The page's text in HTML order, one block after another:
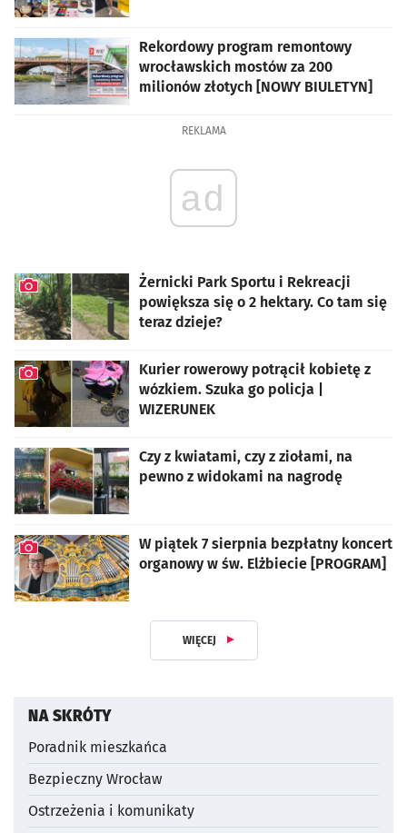
Rekordowy program remontowy
wrocławskich mostów za 200
milionów złotych [NOWY BIULETYN]
REKLAMA
ad
Żernicki Park Sportu i Rekreacji
powiększa się o 2 hektary. Co tam się
teraz dzieje?
Kurier rowerowy potrącił kobietę z
wózkiem. Szuka go policja |
WIZERUNEK
Czy z kwiatami, czy z ziołami, na
pewno z widokami na nagrodę
W piątek 7 sierpnia bezpłatny koncert
organowy w św. Elżbiecie [PROGRAM]
WIĘCEJ Z DZIAŁU DLA MIESZKAŃCA
NA SKRÓTY
Poradnik mieszkańca
Bezpieczny Wrocław
Ostrzeżenia i komunikaty